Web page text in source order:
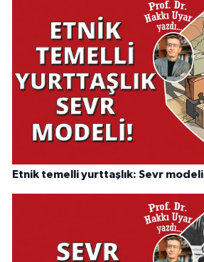
Etnik temelli yurttaşlık: Sevr modeli